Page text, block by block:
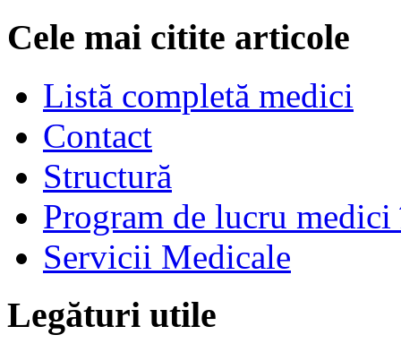
Cele mai citite articole
Listă completă medici
Contact
Structură
Program de lucru
Servicii Medicale
Legături utile